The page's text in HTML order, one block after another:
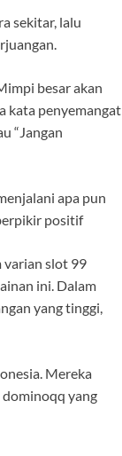
sekitar, lalu
besar akan
kata penyemangat
“Jangan
apa pun
positif
varian slot 99
ini. Dalam
yang tinggi,
Mereka
yang